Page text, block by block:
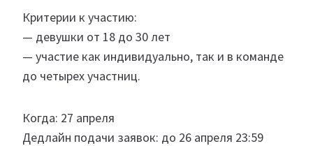
Критерии к участию:
— девушки от 18 до 30 лет
— участие как индивидуально, так и в команде
до четырех участниц.
Когда: 27 апреля
Дедлайн подачи заявок: до 26 апреля 23:59